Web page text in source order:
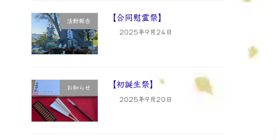
活動報告 【合同慰霊祭】
2025年9月24日
お知らせ 【初誕生祭】
2025年9月20日